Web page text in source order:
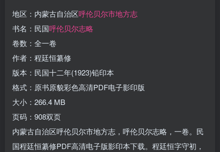
地区：内蒙古自治区呼伦贝尔市地方志
书名：民国呼伦贝尔志略
卷数：全一卷
作者：程廷恒纂修
版本：民国十二年(1923)铅印本
格式：原书原貌彩色高清PDF电子影印版
大小：266.4 MB
页码：908双页
内蒙古自治区呼伦贝尔市地方志，呼伦贝尔志略，一卷。民
国程廷恒纂修PDF高清电子版影印本下载。程廷恒字守初，